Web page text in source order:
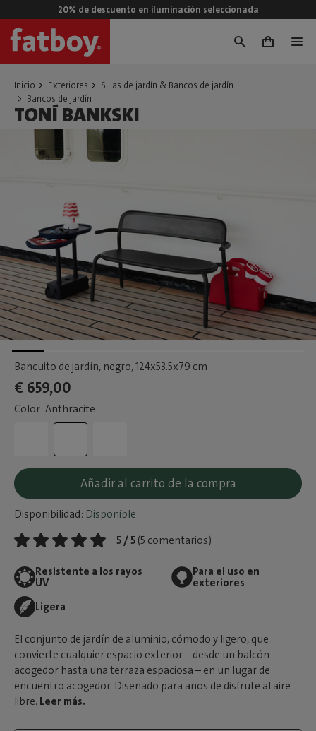
20% de descuento en iluminación seleccionada
0
Inicio Exteriores
Sillas de jardín & Bancos de jardín
Bancos de jardín
TONÍ BANKSKI
Bancuito de jardín, negro, 124x53.5x79 cm
€ 659,00
Color: Anthracite
Añadir al carrito de la compra
Disponibilidad: Disponible
5 / 5 (5 comentarios)
Resistente a los rayos
UV
Para el uso en
exteriores
Ligera
El conjunto de jardín de aluminio, cómodo y ligero, que
convierte cualquier espacio exterior – desde un balcón
acogedor hasta una terraza espaciosa – en un lugar de
encuentro acogedor. Diseñado para años de disfrute al aire
libre. Leer más.